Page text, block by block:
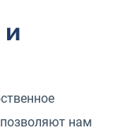
нам